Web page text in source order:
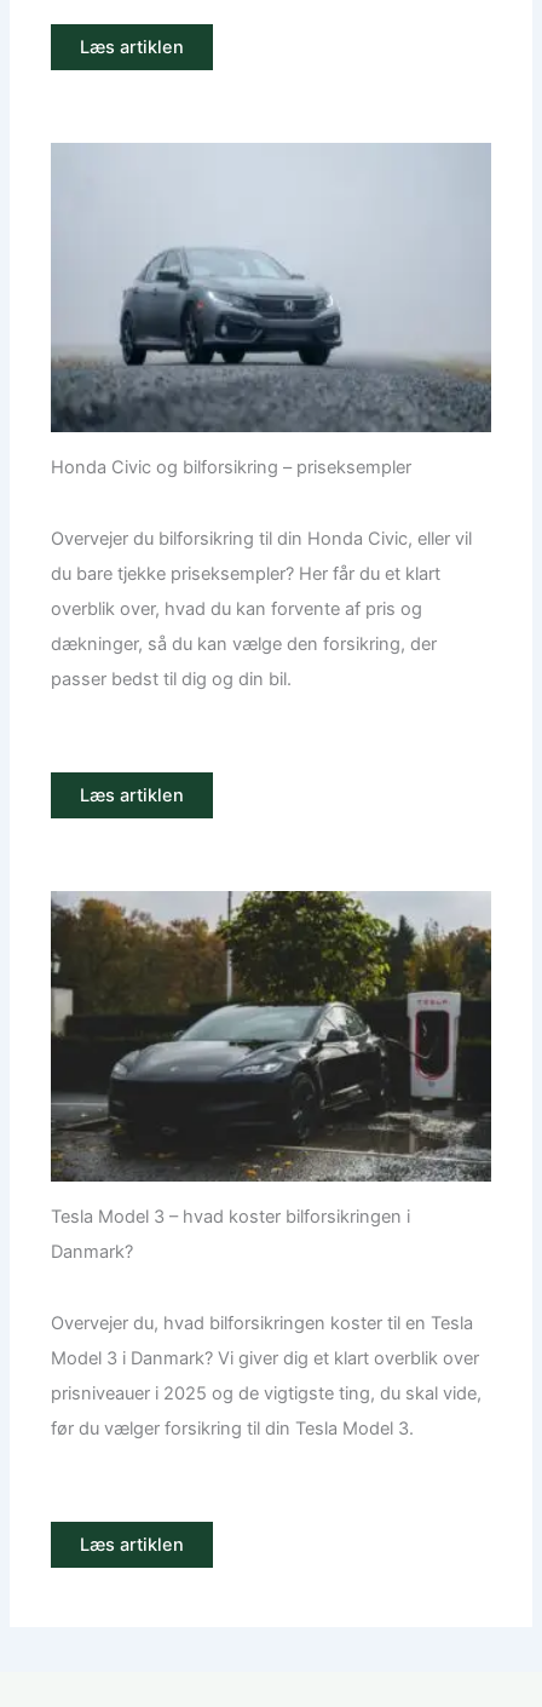
Læs artiklen
Honda Civic og bilforsikring – priseksempler
Overvejer du bilforsikring til din Honda Civic, eller vil
du bare tjekke priseksempler? Her får du et klart
overblik over, hvad du kan forvente af pris og
dækninger, så du kan vælge den forsikring, der
passer bedst til dig og din bil.
Læs artiklen
Tesla Model 3 – hvad koster bilforsikringen i
Danmark?
Overvejer du, hvad bilforsikringen koster til en Tesla
Model 3 i Danmark? Vi giver dig et klart overblik over
prisniveauer i 2025 og de vigtigste ting, du skal vide,
før du vælger forsikring til din Tesla Model 3.
Læs artiklen